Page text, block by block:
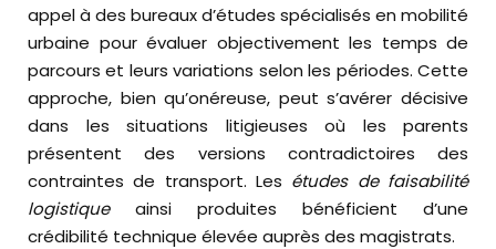
appel à des bureaux d’études spécialisés en mobilité
urbaine pour évaluer objectivement les temps de
parcours et leurs variations selon les périodes. Cette
approche, bien qu’onéreuse, peut s’avérer décisive
dans les situations litigieuses où les parents
présentent des versions contradictoires des
contraintes de transport. Les études de faisabilité
logistiqueainsi produites bénéficient d’une
crédibilité technique élevée auprès des magistrats.